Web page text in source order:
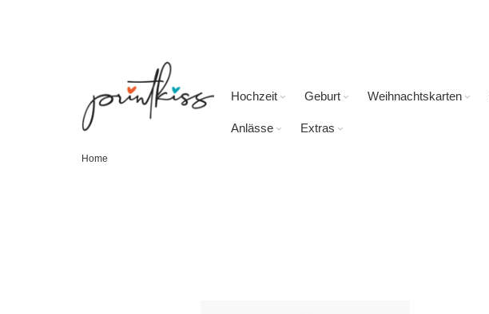
Hochzeit Geburt Weihnachtskarten
Anlässe Extras
Home